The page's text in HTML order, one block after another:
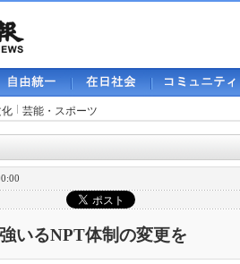
芸能・スポーツ
いるNPT体制の変更を